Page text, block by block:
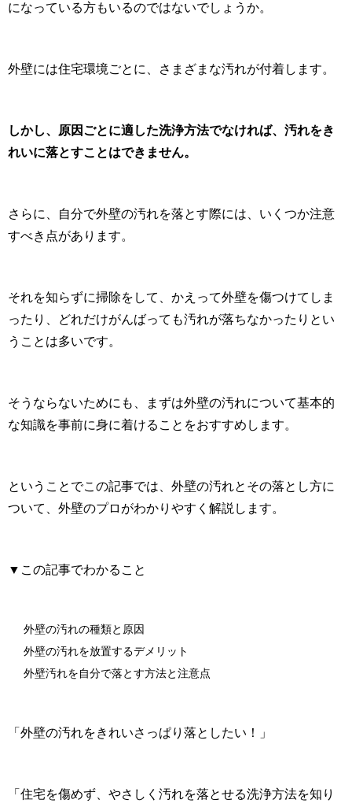
になっている方もいるのではないでしょうか。
外壁には住宅環境ごとに、さまざまな汚れが付着します。
しかし、原因ごとに適した洗浄方法でなければ、汚れをき
れいに落とすことはできません。
さらに、自分で外壁の汚れを落とす際には、いくつか注意
すべき点があります。
それを知らずに掃除をして、かえって外壁を傷つけてしま
ったり、どれだけがんばっても汚れが落ちなかったりとい
うことは多いです。
そうならないためにも、まずは外壁の汚れについて基本的
な知識を事前に身に着けることをおすすめします。
ということでこの記事では、外壁の汚れとその落とし方に
ついて、外壁のプロがわかりやすく解説します。
▼この記事でわかること
外壁の汚れの種類と原因
外壁の汚れを放置するデメリット
外壁汚れを自分で落とす方法と注意点
「外壁の汚れをきれいさっぱり落としたい！」
「住宅を傷めず、やさしく汚れを落とせる洗浄方法を知り